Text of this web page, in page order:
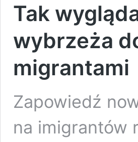
Tak
wybrzeża
migrantami
Zapowiedź
na imigrantów